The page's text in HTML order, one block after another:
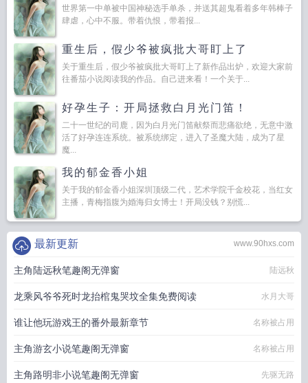
世界第一中单被中国神秘选手单杀，并送其超鬼看着多年韩棒子
肆虐，心中不服。带着仇恨，带着报...
重生后，假少爷被疯批大哥盯上了
关于重生后，假少爷被疯批大哥盯上了新作品出炉，欢迎大家前
往番茄小说阅读我的作品。自己进来看！一个关于...
好孕生子：开局拯救白月光门笛！
二十一世纪的司鹿，因为白月光门笛献祭而悲痛欲绝，无意中激
活了好孕连连系统。被系统绑定，进入了圣魔大陆，成为了星
魔...
我的郁金香小姐
关于我的郁金香小姐深圳顶级二代，艺术学院千金校花，当红女
主播，青梅指腹为婚海归女博士！开局没钱？别慌...
www.90hxs.com
最新更新
主角陆远秋笔趣阁无弹窗 陆远秋
龙乘风爷爷死时龙抬棺鬼哭坟全集免费阅读 水月大哥
谁让他玩游戏王的番外最新章节 名称被占用
主角游玄小说笔趣阁无弹窗 名称被占用
主角路明非小说笔趣阁无弹窗 先驱无路